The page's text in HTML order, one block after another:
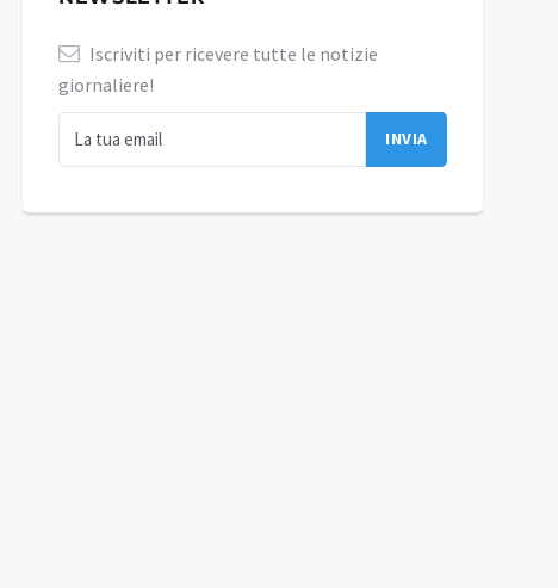
Iscriviti per ricevere tutte le notizie
giornaliere!